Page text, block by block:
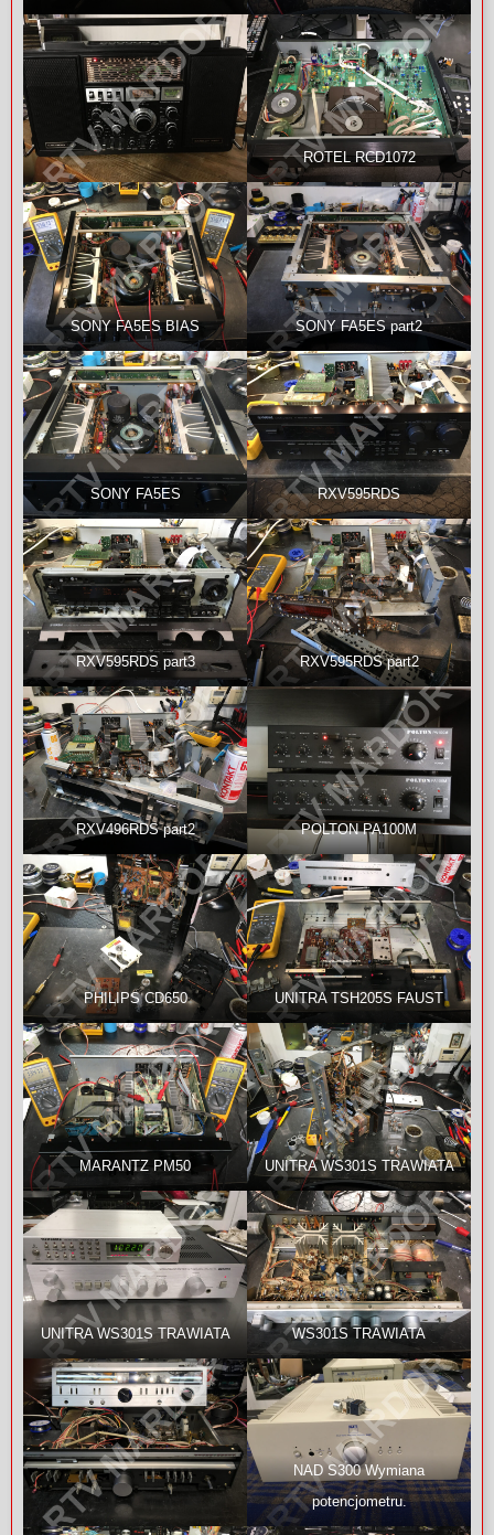
ROTEL RCD1072
SONY FA5ES BIAS SONY FA5ES part2
SONY FA5ES RXV595RDS
RXV595RDS part3 RXV595RDS part2
RXV496RDS part2 POLTON PA100M
PHILIPS CD650 UNITRA TSH205S FAUST
MARANTZ PM50 UNITRA WS301S TRAWIATA
UNITRA WS301S TRAWIATA WS301S TRAWIATA
NAD S300 Wymiana
potencjometru.